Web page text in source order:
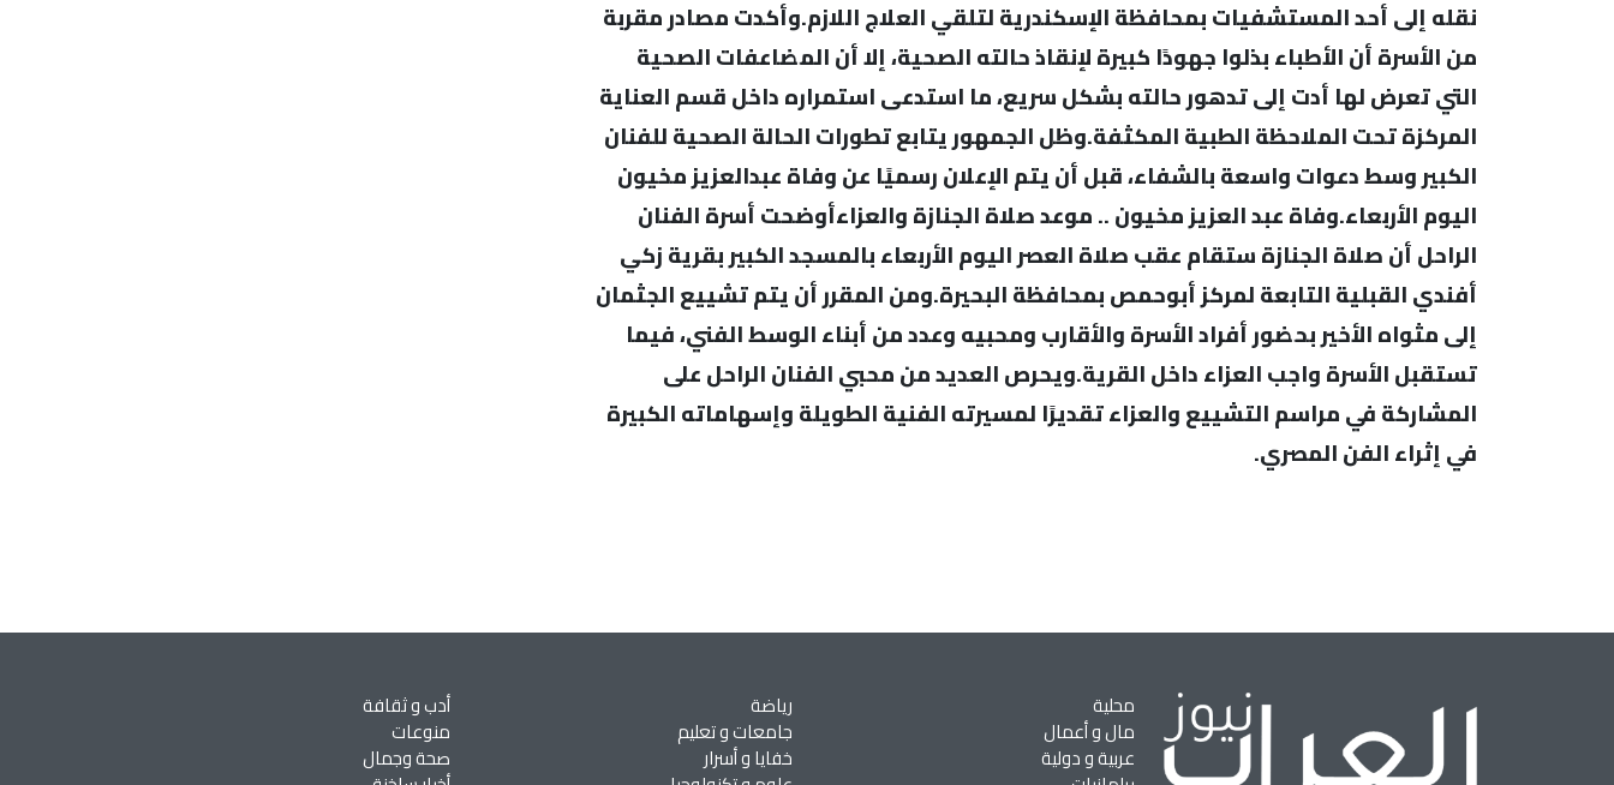
نقله إلى أحد المستشفيات بمحافظة الإسكندرية لتلقي العلاج اللازم.وأكدت مصادر مقربة
من الأسرة أن الأطباء بذلوا جهودًا كبيرة لإنقاذ حالته الصحية، إلا أن المضاعفات الصحية
التي تعرض لها أدت إلى تدهور حالته بشكل سريع، ما استدعى استمراره داخل قسم العناية
المركزة تحت الملاحظة الطبية المكثفة.وظل الجمهور يتابع تطورات الحالة الصحية للفنان
الكبير وسط دعوات واسعة بالشفاء، قبل أن يتم الإعلان رسميًا عن وفاة عبدالعزيز مخيون
اليوم الأربعاء.وفاة عبد العزيز مخيون .. موعد صلاة الجنازة والعزاءأوضحت أسرة الفنان
الراحل أن صلاة الجنازة ستقام عقب صلاة العصر اليوم الأربعاء بالمسجد الكبير بقرية زكي
أفندي القبلية التابعة لمركز أبوحمص بمحافظة البحيرة.ومن المقرر أن يتم تشييع الجثمان
إلى مثواه الأخير بحضور أفراد الأسرة والأقارب ومحبيه وعدد من أبناء الوسط الفني، فيما
تستقبل الأسرة واجب العزاء داخل القرية.ويحرص العديد من محبي الفنان الراحل على
المشاركة في مراسم التشييع والعزاء تقديرًا لمسيرته الفنية الطويلة وإسهاماته الكبيرة
في إثراء الفن المصري.
محلية
مال و أعمال
عربية و دولية
رياضة
جامعات و تعليم
خفايا و أسرار
أدب و ثقافة
منوعات
صحة وجمال